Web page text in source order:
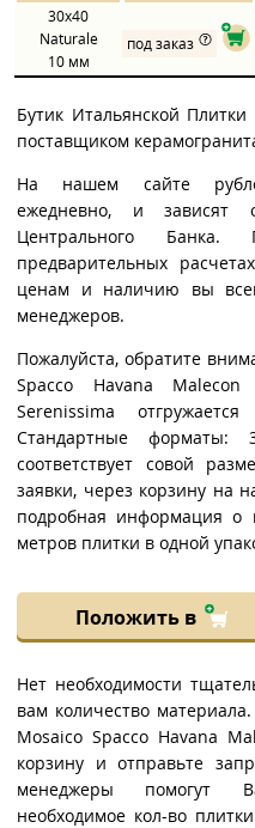
30x40
Naturale
10 мм
под заказ
Бутик Итальянской
поставщиком
На нашем сайте
ежедневно, и
Центрального
предварительных
ценам и наличию вы
менеджеров.
Пожалуйста, обратите
Spacco Havana
Serenissima
Стандартные форматы:
соответствует совой
заявки, через корзину на
подробная информация о
метров плитки в одной
Положить в
Нет необходимости
вам количество
Mosaico Spacco Havana
корзину и отправьте
менеджеры помогут
необходимое кол-во